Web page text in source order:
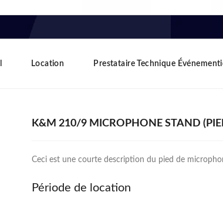
Location Prestataire Technique
K&M 210/9 MICROPHONE STAND
Ceci est une courte description du pied de
Période de location